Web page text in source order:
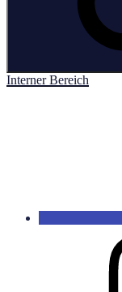
Interner Bereich